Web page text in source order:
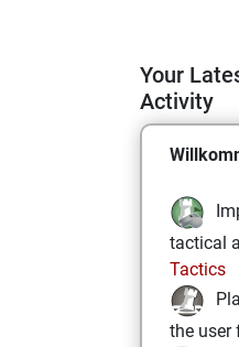
Your
Activity
tactical
Tactics
the user